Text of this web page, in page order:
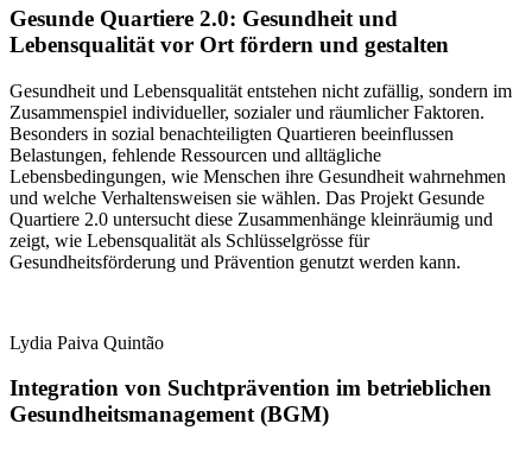
Gesunde Quartiere 2.0: Gesundheit und
Lebensqualität vor Ort fördern und gestalten
Gesundheit und Lebensqualität entstehen nicht zufällig, sondern im
Zusammenspiel individueller, sozialer und räumlicher Faktoren.
Besonders in sozial benachteiligten Quartieren beeinflussen
Belastungen, fehlende Ressourcen und alltägliche
Lebensbedingungen, wie Menschen ihre Gesundheit wahrnehmen
und welche Verhaltensweisen sie wählen. Das Projekt Gesunde
Quartiere 2.0 untersucht diese Zusammenhänge kleinräumig und
zeigt, wie Lebensqualität als Schlüsselgrösse für
Gesundheitsförderung und Prävention genutzt werden kann.
Lydia Paiva Quintão
Integration von Suchtprävention im betrieblichen
Gesundheitsmanagement (BGM)